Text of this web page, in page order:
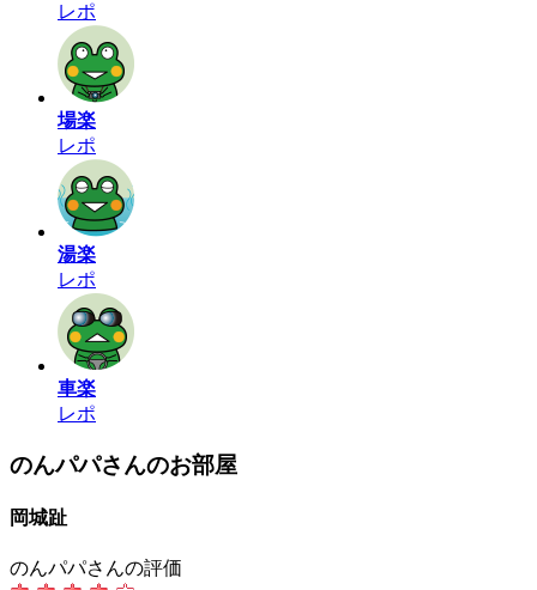
レポ
場楽
レポ
湯楽
レポ
車楽
レポ
のんパパさんのお部屋
岡城趾
のんパパさんの評価